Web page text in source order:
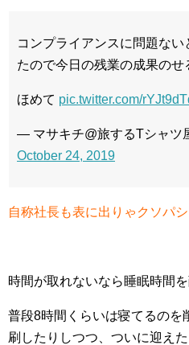
コンプライアンスに問題な
たので今日の残業の成果のせ
ほめて pic.twitter.com/
— マサキチ@旅するTシャツ
October 24, 2019
自称社長も表に出りゃクソパシ
時間が取れないなら睡眠時間を
普段8時間くらいは寝てるのを
刷したりしつつ、ついに迎えた